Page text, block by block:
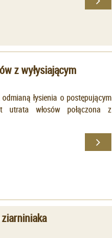
z wyłysiającym
łysienia o postępującym
utrata włosów połączona z